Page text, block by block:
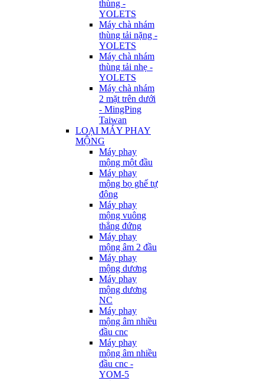
thùng -
YOLETS
Máy chà nhám
thùng tải nặng -
YOLETS
Máy chà nhám
thùng tải nhẹ -
YOLETS
Máy chà nhám
2 mặt trên dưới
- MingPing
Taiwan
LOẠI MÁY PHAY
MỘNG
Máy phay
mộng một đầu
Máy phay
mộng bọ ghế tự
động
Máy phay
mộng vuông
thẳng đứng
Máy phay
mộng âm 2 đầu
Máy phay
mộng dương
Máy phay
mộng dương
NC
Máy phay
mộng âm nhiều
đầu cnc
Máy phay
mộng âm nhiều
đầu cnc -
YOM-5